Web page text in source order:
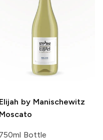
Elijah by Manischewitz
Moscato
750ml Bottle